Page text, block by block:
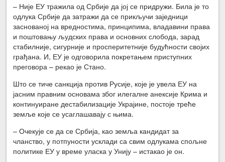
– Није ЕУ тражила од Србије да јој се придружи. Била је то
одлука Србије да затражи да се прикључи заједници
заснованој на вредностима, принципима, владавини права
и поштовању људских права и основних слобода, зарад
стабилније, сигурније и просперитетније будућности својих
грађана. И, ЕУ је одговорила покретањем приступних
преговора – рекао је Стано.
Што се тиче санкција против Русије, које је увела ЕУ на
јасним правним основама због илегалне анексије Крима и
континуиране дестабилизације Украјине, постоје треће
земље које се усаглашавају с њима.
– Очекује се да се Србија, као земља кандидат за
чланство, у потпуности усклади са свим одлукама спољне
политике ЕУ у време уласка у Унију – истакао је он.